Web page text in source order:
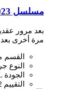
مسلسل Black Snow 2023 مترجم HD
بعد مرور
مرة أخرى
القسم
النوع
الجودة
التقييم